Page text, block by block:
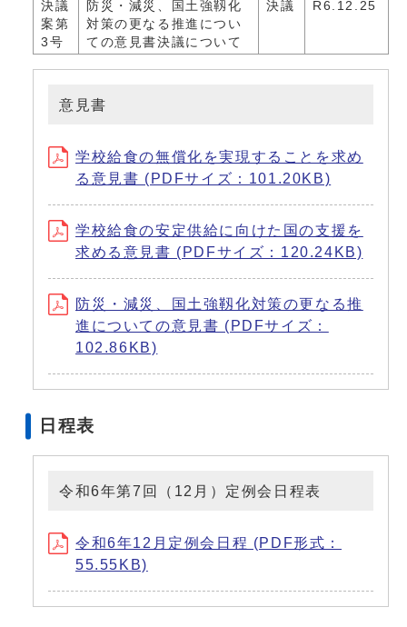
決議
案第
3号
防災・減災、国土強靱化
対策の更なる推進につい
ての意見書決議について
決議 R6.12.25
意見書
学校給食の無償化を実現することを求め
る意見書 (PDFサイズ：101.20KB)
学校給食の安定供給に向けた国の支援を
求める意見書 (PDFサイズ：120.24KB)
防災・減災、国土強靱化対策の更なる推
進についての意見書 (PDFサイズ：
102.86KB)
日程表
令和6年第7回（12月）定例会日程表
令和6年12月定例会日程 (PDF形式：
55.55KB)